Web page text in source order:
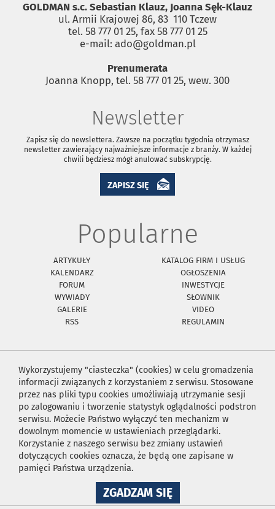
GOLDMAN s.c. Sebastian Klauz, Joanna Sęk-Klauz
ul. Armii Krajowej 86, 83 ­ 110 Tczew
tel. 58 777 01 25, fax 58 777 01 25
e-mail: ado@goldman.pl
Prenumerata
Joanna Knopp, tel. 58 777 01 25, wew. 300
Newsletter
Zapisz się do newslettera. Zawsze na początku tygodnia otrzymasz
newsletter zawierający najważniejsze informacje z branży. W każdej
chwili będziesz mógł anulować subskrypcję.
ZAPISZ SIĘ
Popularne
ARTYKUŁY
KATALOG FIRM I USŁUG
KALENDARZ
OGŁOSZENIA
FORUM
INWESTYCJE
WYWIADY
SŁOWNIK
GALERIE
VIDEO
RSS
REGULAMIN
Wykorzystujemy "ciasteczka" (cookies) w celu gromadzenia
informacji związanych z korzystaniem z serwisu. Stosowane
przez nas pliki typu cookies umożliwiają utrzymanie sesji
po zalogowaniu i tworzenie statystyk oglądalności podstron
serwisu. Możecie Państwo wyłączyć ten mechanizm w
dowolnym momencie w ustawieniach przeglądarki.
Korzystanie z naszego serwisu bez zmiany ustawień
dotyczących cookies oznacza, że będą one zapisane w
pamięci Państwa urządzenia.
ZGADZAM SIĘNA
WYKORZYSTANIE